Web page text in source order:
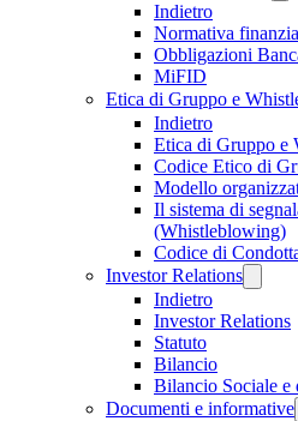
Indietro
Normativa
Obbligazioni
MiFID
Etica di Gruppo e
Indietro
Etica di Gruppo e
Codice Etico di
Modello
Il sistema di
(Whistleblowing)
Codice di
Investor Relations
Indietro
Investor Relations
Statuto
Bilancio
Bilancio Sociale e
Documenti e informative